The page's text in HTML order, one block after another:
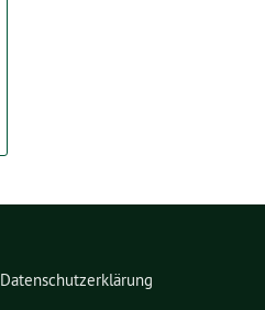
Datenschutzerklärung